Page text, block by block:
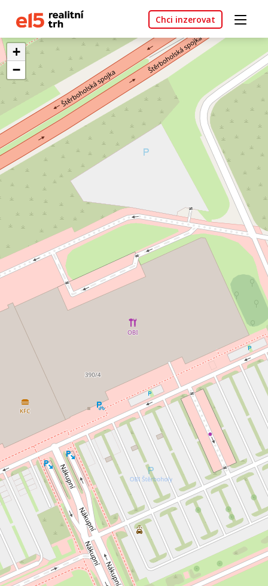
Chci inzerovat
+
−